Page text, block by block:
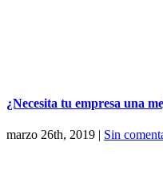
¿Necesita tu empresa una
marzo 26th, 2019 | Sin